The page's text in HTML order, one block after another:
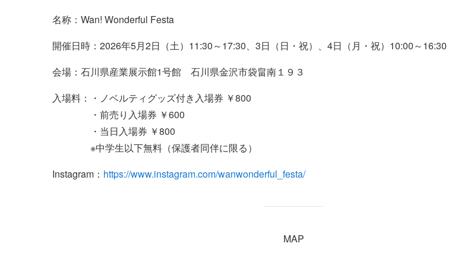
名称：Wan! Wonderful Festa
開催日時：2026年5月2日（土）11:30～17:30、3日（日・祝）、4日（月・祝）10:00～16:30
会場：石川県産業展示館1号館 石川県金沢市袋畠南１９３
入場料：・ノベルティグッズ付き入場券 ￥800
・前売り入場券 ￥600
・当日入場券 ￥800
※中学生以下無料（保護者同伴に限る）
Instagram： https://www.instagram.com/wanwonderful_festa/
MAP